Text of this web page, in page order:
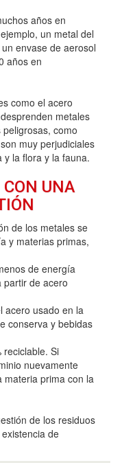
años en
un metal del
envase de aerosol
años en
como el acero
metales
como
muy perjudiciales
y la flora y la fauna.
CON UNA
de los metales se
y materias primas,
de energía
partir de acero
acero usado en la
conserva y bebidas
reciclable. Si
nuevamente
materia prima con la
de los residuos
de